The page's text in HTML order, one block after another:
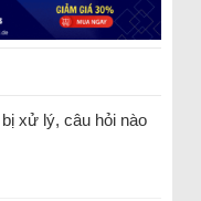
xử lý, câu hỏi nào